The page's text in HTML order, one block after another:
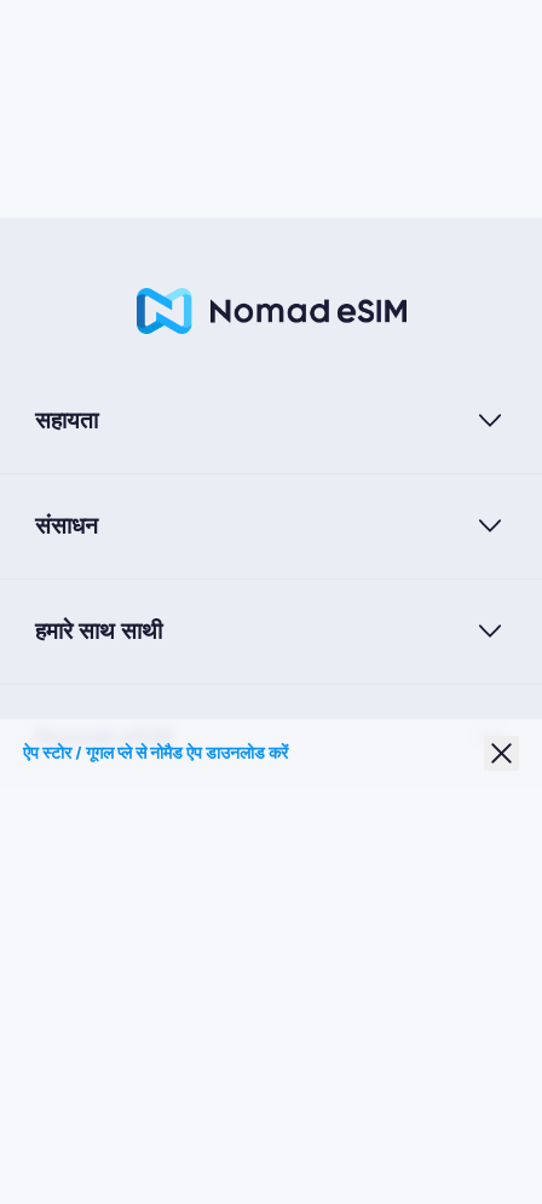
सहायता
संसाधन
हमारे साथ साथी
Nomad eSIM
ऐप स्टोर / गूगल प्ले से नोमैड ऐप डाउनलोड करें